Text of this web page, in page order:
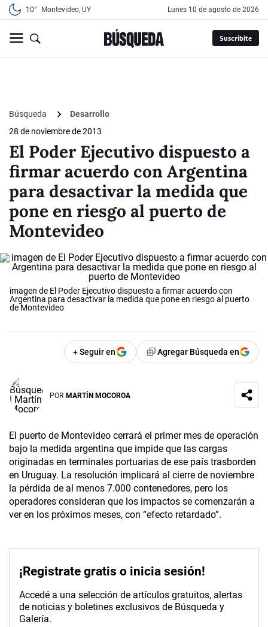
10° Montevideo, UY lunes 10 de agosto de 2026
Suscribite
Búsqueda
Desarrollo
28 de noviembre de 2013
El Poder Ejecutivo dispuesto a
firmar acuerdo con Argentina
para desactivar la medida que
pone en riesgo al puerto de
Montevideo
imagen de El Poder Ejecutivo dispuesto a firmar acuerdo con
Argentina para desactivar la medida que pone en riesgo al puerto
de Montevideo
+ Seguir en Agregar Búsqueda en
POR MARTÍN MOCOROA
El puerto de Montevideo cerrará el primer mes de operación
bajo la medida argentina que impide que las cargas
originadas en terminales portuarias de ese país trasborden
en Uruguay. La resolución implicará al cierre de noviembre
la pérdida de al menos 7.000 contenedores, pero los
operadores consideran que los impactos se comenzarán a
ver en los próximos meses, con “efecto retardado”.
¡Registrate gratis o inicia sesión!
Accedé a una selección de artículos gratuitos, alertas
de noticias y boletines exclusivos de Búsqueda y
Galería.